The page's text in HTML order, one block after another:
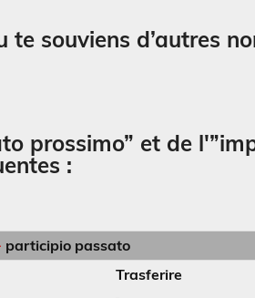
te souviens d’autres
prossimo” et de
:
participio passato
Trasferire